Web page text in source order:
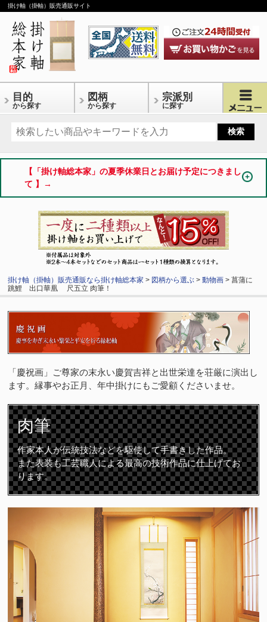
掛け軸（掛軸）販売通販サイト
目的
から探す
図柄
から探す
宗派別
に探す
【「掛け軸総本家」の夏季休業日とお届け予定につきまし
て 】→
掛け軸（掛軸）販売通販なら掛け軸総本家 > 図柄から選ぶ >動物画 > 菖蒲に
跳鯉 出口華凰 尺五立 肉筆！
「慶祝画」ご尊家の末永い慶賀吉祥と出世栄達を荘厳に演出し
ます。縁事やお正月、年中掛けにもご愛顧くださいませ。
肉筆
作家本人が伝統技法などを駆使して手書きした作品。
また表装も工芸職人による最高の技術作品に仕上げてお
ります。